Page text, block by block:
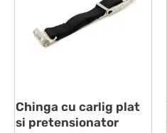
Chinga cu carlig plat
si pretensionator